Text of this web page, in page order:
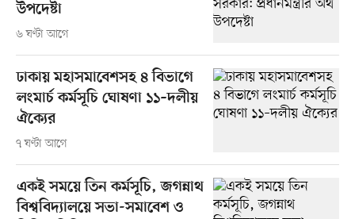
উপদেষ্টা
৬ ঘণ্টা আগে
ঢাকায় মহাসমাবেশসহ ৪ বিভাগে
লংমার্চ কর্মসূচি ঘোষণা ১১–দলীয়
ঐক্যের
৭ ঘণ্টা আগে
একই সময়ে তিন কর্মসূচি, জগন্নাথ
বিশ্ববিদ্যালয়ে সভা-সমাবেশ ও